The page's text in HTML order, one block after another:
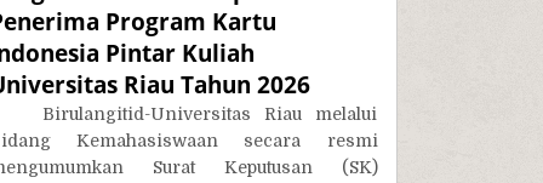
Program Kartu
Pintar Kuliah
Riau Tahun 2026
Universitas Riau melalui
Kemahasiswaan secara resmi
Surat Keputusan (SK)